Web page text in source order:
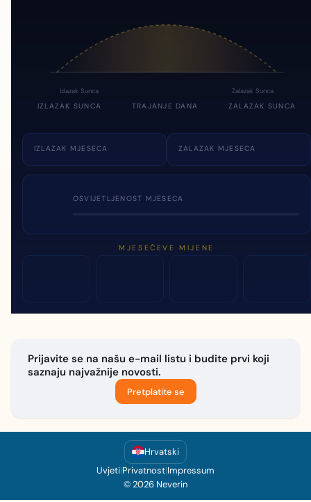
Izlazak Sunca Zalazak Sunca
IZLAZAK SUNCA TRAJANJE DANA ZALAZAK SUNCA
IZLAZAK MJESECA ZALAZAK MJESECA
OSVIJETLJENOST MJESECA
MJESEČEVE MIJENE
Prijavite se na našu e-mail listu i budite prvi koji
saznaju najvažnije novosti.
Pretplatite se
Hrvatski
Uvjeti|Privatnost|Impressum
© 2026 Neverin